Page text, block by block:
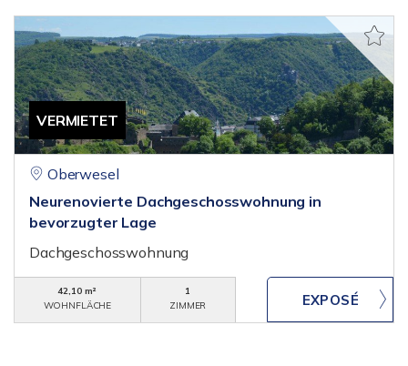
VERMIETET
Oberwesel
Neurenovierte Dachgeschosswohnung in
bevorzugter Lage
Dachgeschosswohnung
42,10 m²
WOHNFLÄCHE
1
ZIMMER